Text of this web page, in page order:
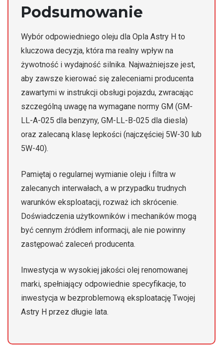
Podsumowanie
Wybór odpowiedniego oleju dla Opla Astry H to
kluczowa decyzja, która ma realny wpływ na
żywotność i wydajność silnika. Najważniejsze jest,
aby zawsze kierować się zaleceniami producenta
zawartymi w instrukcji obsługi pojazdu, zwracając
szczególną uwagę na wymagane normy GM (GM-
LL-A-025 dla benzyny, GM-LL-B-025 dla diesla)
oraz zalecaną klasę lepkości (najczęściej 5W-30 lub
5W-40).
Pamiętaj o regularnej wymianie oleju i filtra w
zalecanych interwałach, a w przypadku trudnych
warunków eksploatacji, rozważ ich skrócenie.
Doświadczenia użytkowników i mechaników mogą
być cennym źródłem informacji, ale nie powinny
zastępować zaleceń producenta.
Inwestycja w wysokiej jakości olej renomowanej
marki, spełniający odpowiednie specyfikacje, to
inwestycja w bezproblemową eksploatację Twojej
Astry H przez długie lata.